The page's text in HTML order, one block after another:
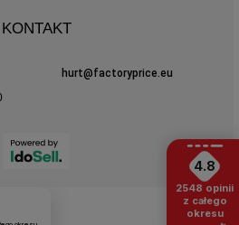
KONTAKT
hurt@factoryprice.eu
4.8
2548 opinii
z całego
okresu